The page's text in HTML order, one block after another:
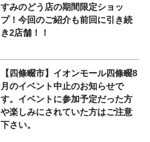
すみのどう店の期間限定ショッ
プ！今回のご紹介も前回に引き続
き2店舗！！
【四條畷市】イオンモール四條畷8
月のイベント中止のお知らせで
す。イベントに参加予定だった方
や楽しみにされていた方はご注意
下さい。